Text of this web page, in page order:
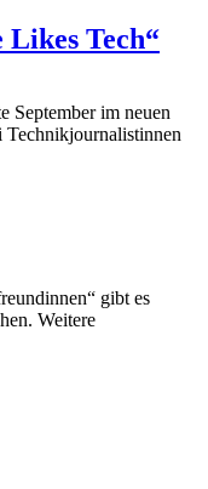
Likes Tech“
September im neuen
gibt es
Weitere